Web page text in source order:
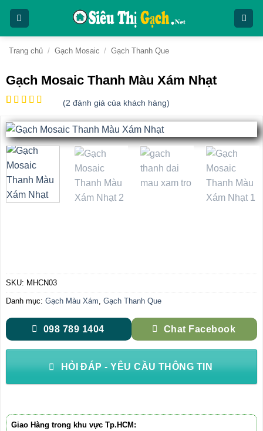
nội
dungTrang chủ / Gạch Mosaic / Gạch Thanh Que
Gạch Mosaic Thanh Màu Xám Nhạt
4.5trên
5 dựa
trênđánh
giá
(2 đánh giá của khách hàng)
SKU: MHCN03
Danh mục: Gạch Màu Xám Gạch Thanh Que
098 789 1404 Chat Facebook
HỎI ĐÁP - YÊU CẦU THÔNG TIN
Giao Hàng trong khu vực Tp.HCM: